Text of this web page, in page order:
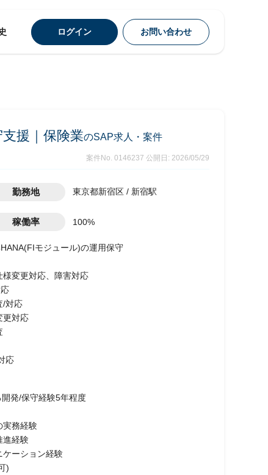
ログイン お問い合わせ
援｜保険業のSAP求人・案件
案件No. 0146237 公開日: 2026/05/29
勤務地 東京都新宿区 / 新宿駅
稼働率 100%
モジュール)の運用保守
様変更対応、障害対応
/対応
更対応
応
開発/保守経験5年程度
実務経験
進経験
ケーション経験
)